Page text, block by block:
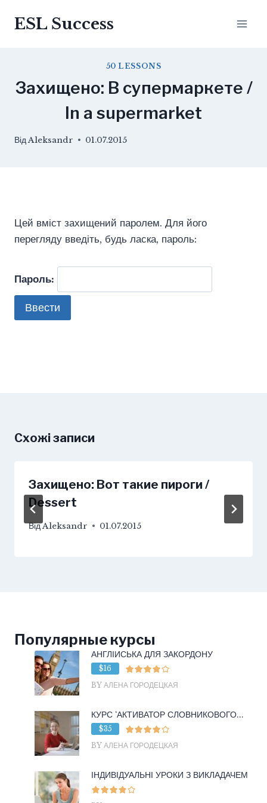
ESL Success
50 LESSONS
Захищено: В супермаркете /
In a supermarket
ВідAleksandr 01.07.2015
Цей вміст захищений паролем. Для його
перегляду введіть, будь ласка, пароль:
Пароль:
Схожі записи
Захищено: Вот такие пироги /
Dessert
ВідAleksandr 01.07.2015
Популярные курсы
АНГЛІЙСЬКА ДЛЯ ЗАКОРДОНУ
$16
BY АЛЕНА ГОРОДЕЦКАЯ
КУРС ‘АКТИВАТОР СЛОВНИКОВОГО...
$35
BY АЛЕНА ГОРОДЕЦКАЯ
ІНДИВІДУАЛЬНІ УРОКИ З ВИКЛАДАЧЕМ